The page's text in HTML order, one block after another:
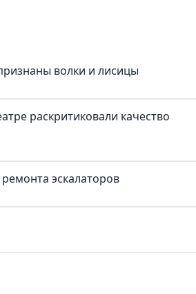
волки и лисицы
раскритиковали качество
эскалаторов